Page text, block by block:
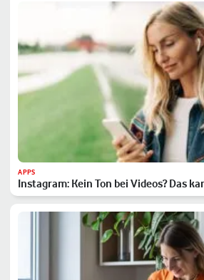
APPS
Instagram: Kein Ton bei Videos? Das